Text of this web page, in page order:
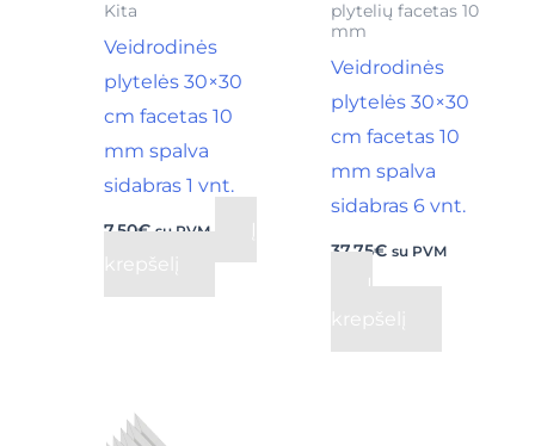
Kita
Veidrodinės
plytelės 30×30
cm facetas 10
mm spalva
sidabras 1 vnt.
7,50€ su PVM
Į
krepšelį
plytelių facetas 10
mm
Veidrodinės
plytelės 30×30
cm facetas 10
mm spalva
sidabras 6 vnt.
37,75€ su PVM
Į
krepšelį